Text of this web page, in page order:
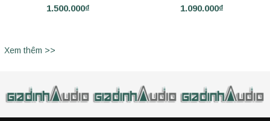
1.500.000₫ 1.090.000₫
Xem thêm >>